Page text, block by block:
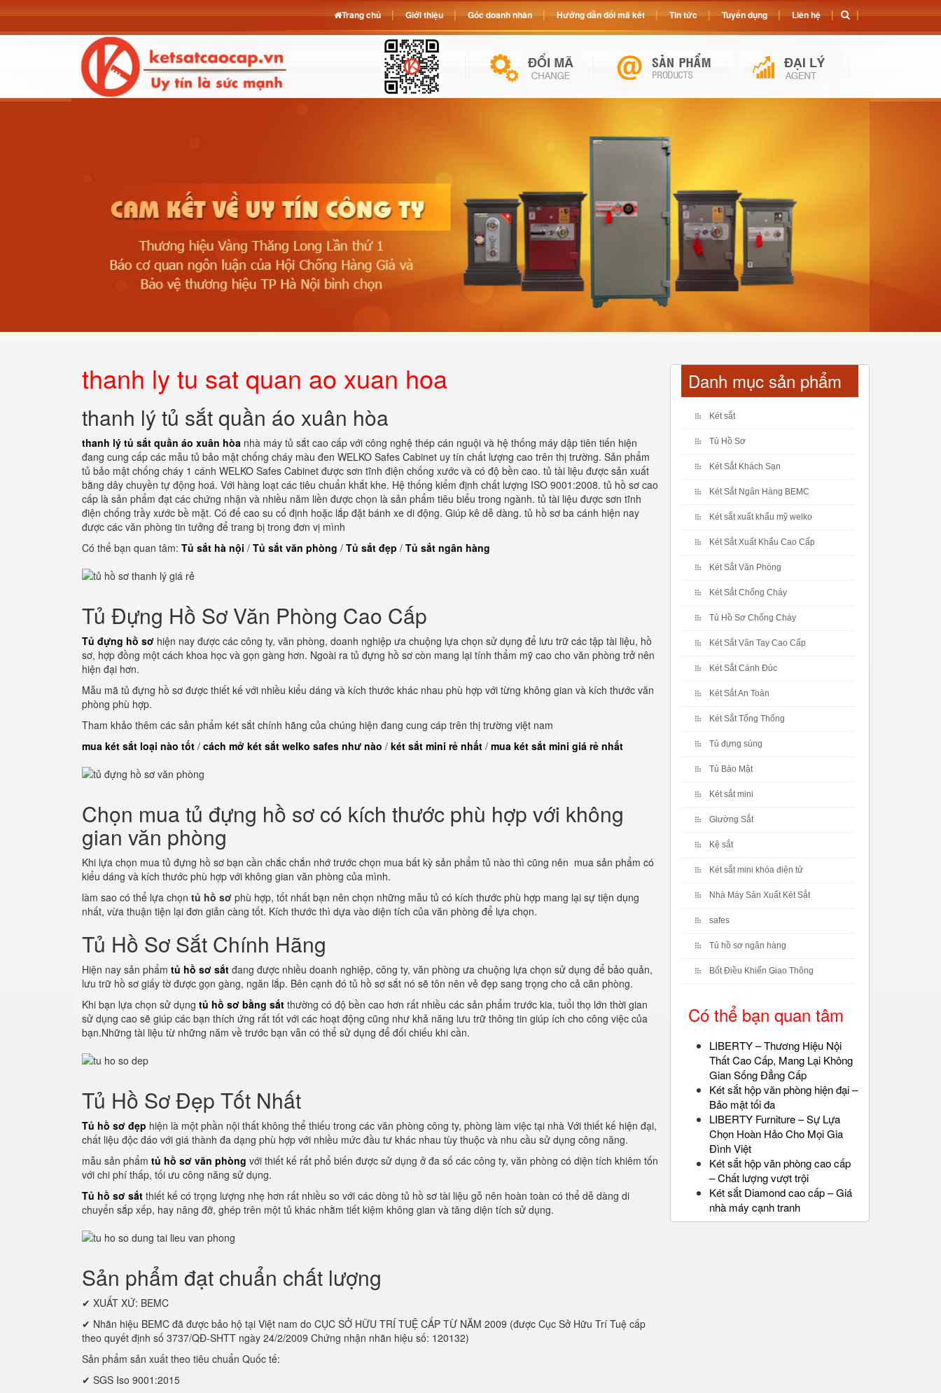
thanh ly tu sat quan ao xuan hoa
thanh lý tủ sắt quần áo xuân hòa
thanh lý tủ sắt quần áo xuân hòa nhà máy tủ sắt cao cấp với công nghệ thép cán nguội và hệ thống máy dập tiên tiến hiện
đang cung cấp các mẫu tủ bảo mật chống cháy màu đen WELKO Safes Cabinet uy tín chất lượng cao trên thị trường. Sản phẩm
tủ bảo mật chống cháy 1 cánh WELKO Safes Cabinet được sơn tĩnh điện chống xước và có độ bền cao. tủ tài liệu được sản xuất
bằng dây chuyền tự động hoá. Với hàng loạt các tiêu chuẩn khắt khe. Hệ thống kiểm định chất lượng ISO 9001:2008. tủ hồ sơ cao
cấp là sản phẩm đạt các chứng nhận và nhiều năm liền được chọn là sản phẩm tiêu biểu trong ngành. tủ tài liệu được sơn tĩnh
điện chống trầy xước bề mặt. Có đế cao su cố định hoặc lắp đặt bánh xe di động. Giúp kê dễ dàng. tủ hồ sơ ba cánh hiện nay
được các văn phòng tin tưởng để trang bị trong đơn vị mình
Có thể bạn quan tâm: Tủ sắt hà nội / Tủ sắt văn phòng / Tủ sắt đẹp / Tủ sắt ngân hàng
Tủ Đựng Hồ Sơ Văn Phòng Cao Cấp
Tủ đựng hồ sơ hiện nay được các công ty, văn phòng, doanh nghiệp ưa chuộng lựa chọn sử dụng để lưu trữ các tập tài liệu, hồ
sơ, hợp đồng một cách khoa học và gọn gàng hơn. Ngoài ra tủ đựng hồ sơ còn mang lại tính thẩm mỹ cao cho văn phòng trở nên
hiện đại hơn.
Mẫu mã tủ đựng hồ sơ được thiết kế với nhiều kiểu dáng và kích thước khác nhau phù hợp với từng không gian và kích thước văn
phòng phù hợp.
Tham khảo thêm các sản phẩm két sắt chính hãng của chúng hiện đang cung cáp trên thị trường việt nam
mua két sắt loại nào tốt / cách mở két sắt welko safes như nào / két sắt mini rẻ nhất / mua két sắt mini giá rẻ nhất
Chọn mua tủ đựng hồ sơ có kích thước phù hợp với không
gian văn phòng
Khi lựa chọn mua tủ đựng hồ sơ bạn cần chắc chắn nhớ trước chọn mua bất kỳ sản phẩm tủ nào thì cũng nên mua sản phẩm có
kiểu dáng và kích thước phù hợp với không gian văn phòng của mình.
làm sao có thể lựa chọn tủ hồ sơ phù hợp, tốt nhất bạn nên chọn những mẫu tủ có kích thước phù hợp mang lại sự tiện dụng
nhất, vừa thuận tiện lại đơn giản càng tốt. Kích thước thì dựa vào diện tích của văn phòng để lựa chọn.
Tủ Hồ Sơ Sắt Chính Hãng
Hiện nay sản phẩm tủ hồ sơ sắt đang được nhiều doanh nghiệp, công ty, văn phòng ưa chuộng lựa chọn sử dụng để bảo quản,
lưu trữ hồ sơ giấy tờ được gọn gàng, ngăn lắp. Bên cạnh đó tủ hồ sơ sắt nó sẽ tôn nên vẻ đẹp sang trọng cho cả căn phòng.
Khi bạn lựa chọn sử dụng tủ hồ sơ bằng sắt thường có độ bền cao hơn rất nhiều các sản phẩm trước kia, tuổi thọ lớn thời gian
sử dụng cao sẽ giúp các bạn thích ứng rất tốt với các hoạt động cũng như khả năng lưu trữ thông tin giúp ích cho công việc của
bạn.Những tài liệu từ những năm về trước bạn vẫn có thể sử dụng để đối chiếu khi cần.
Tủ Hồ Sơ Đẹp Tốt Nhất
Tủ hồ sơ đẹp hiện là một phần nội thất không thể thiếu trong các văn phòng công ty, phòng làm việc tại nhà Với thiết kế hiện đại,
chất liệu độc đáo với giá thành đa dạng phù hợp với nhiều mức đầu tư khác nhau tùy thuộc và nhu cầu sử dụng công năng.
mẫu sản phẩm tủ hồ sơ văn phòng với thiết kế rất phổ biến được sử dụng ở đa số các công ty, văn phòng có diện tích khiêm tốn
với chi phí thấp, tối ưu công năng sử dụng.
Tủ hồ sơ sắt thiết kế có trọng lượng nhẹ hơn rất nhiều so với các dòng tủ hồ sơ tài liệu gỗ nên hoàn toàn có thể dễ dàng di
chuyển sắp xếp, hay nâng đỡ, ghép trên một tủ khác nhằm tiết kiệm không gian và tăng diện tích sử dụng.
Sản phẩm đạt chuẩn chất lượng
✔ XUẤT XỨ: BEMC
✔ Nhãn hiệu BEMC đã được bảo hộ tại Việt nam do CỤC SỞ HỮU TRÍ TUỆ CẤP TỪ NĂM 2009 (được Cục Sở Hữu Trí Tuệ cấp
theo quyết định số 3737/QĐ-SHTT ngày 24/2/2009 Chứng nhận nhãn hiệu số: 120132)
Sản phẩm sản xuất theo tiêu chuẩn Quốc tế:
✔ SGS Iso 9001:2015
Danh mục sản phẩm
Két sắt
Tủ Hồ Sơ
Két Sắt Khách Sạn
Két Sắt Ngân Hàng BEMC
Két sắt xuất khẩu mỹ welko
Két Sắt Xuất Khẩu Cao Cấp
Két Sắt Văn Phòng
Két Sắt Chống Cháy
Tủ Hồ Sơ Chống Cháy
Két Sắt Vân Tay Cao Cấp
Két Sắt Cánh Đúc
Két Sắt An Toàn
Két Sắt Tổng Thống
Tủ đựng súng
Tủ Bảo Mật
Két sắt mini
Giường Sắt
Kệ sắt
Két sắt mini khóa điện tử
Nhà Máy Sản Xuất Két Sắt
safes
Tủ hồ sơ ngân hàng
Bốt Điều Khiển Giao Thông
Có thể bạn quan tâm
LIBERTY – Thương Hiệu Nội
Thất Cao Cấp, Mang Lại Không
Gian Sống Đẳng Cấp
Két sắt hộp văn phòng hiện đại –
Bảo mật tối đa
LIBERTY Furniture – Sự Lựa
Chọn Hoàn Hảo Cho Mọi Gia
Đình Việt
Két sắt hộp văn phòng cao cấp
– Chất lượng vượt trội
Két sắt Diamond cao cấp – Giá
nhà máy cạnh tranh
Trang chủ Giới thiệu Góc doanh nhân Hướng dẫn đổi mã két Tin tức Tuyển dụng Liên hệ